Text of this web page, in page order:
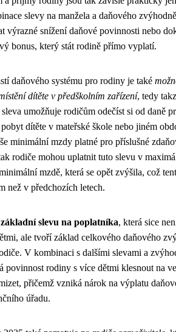
slevy na manžela a daňového
výrazné snížení daňové povinnosti nebo
bonus, který stát rodině přímo vyplatí.
daňového systému pro rodiny je také
dítěte v předškolním zařízení, tedy
umožňuje rodičům odečíst si od daně
dítěte v mateřské škole nebo jiném
minimální mzdy platné pro příslušné
rodiče mohou uplatnit tuto slevu v
mzdě, která se opět zvýšila, což
než v předchozích letech.
základní slevu na poplatníka, která sice
ale tvoří základ celkového daňového
V kombinaci s dalšími slevami a
povinnost rodiny s více dětmi klesnout na
přičemž vzniká nárok na výplatu
úřadu.